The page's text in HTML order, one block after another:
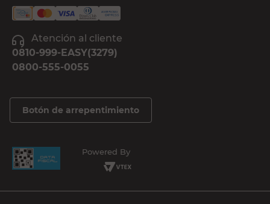
Atención al cliente
0810-999-EASY(3279)
0800-555-0055
Botón de arrepentimiento
Powered By